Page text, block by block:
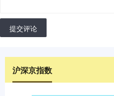
提交评论
沪深京指数